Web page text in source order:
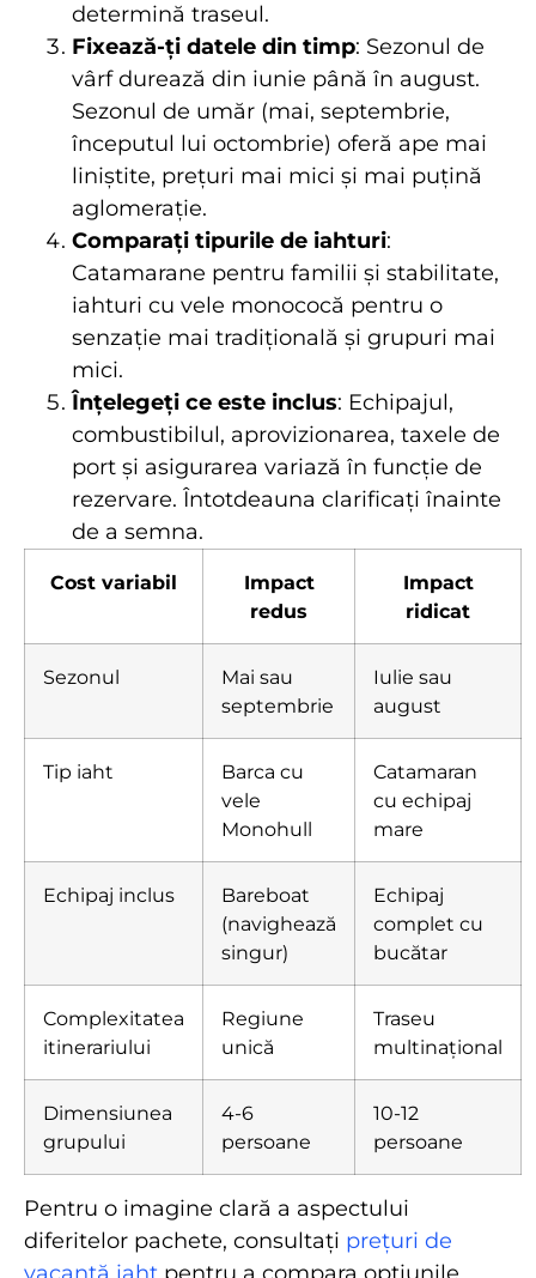
determină traseul.
Fixează-ți datele din timp: Sezonul de
vârf durează din iunie până în august.
Sezonul de umăr (mai, septembrie,
începutul lui octombrie) oferă ape mai
liniștite, prețuri mai mici și mai puțină
aglomerație.
Comparați tipurile de iahturi:
Catamarane pentru familii și stabilitate,
iahturi cu vele monococă pentru o
senzație mai tradițională și grupuri mai
mici.
Înțelegeți ce este inclus: Echipajul,
combustibilul, aprovizionarea, taxele de
port și asigurarea variază în funcție de
rezervare. Întotdeauna clarificați înainte
de a semna.
Cost variabil
Impact
redus
Impact
ridicat
Sezonul
Mai sau
septembrie
Iulie sau
august
Tip iaht
Barca cu
vele
Monohull
Catamaran
cu echipaj
mare
Echipaj inclus
Bareboat
(navighează
singur)
Echipaj
complet cu
bucătar
Complexitatea
itinerariului
Regiune
unică
Traseu
multinațional
Dimensiunea
grupului
4-6
persoane
10-12
persoane
Pentru o imagine clară a aspectului
diferitelor pachete, consultați prețuri de